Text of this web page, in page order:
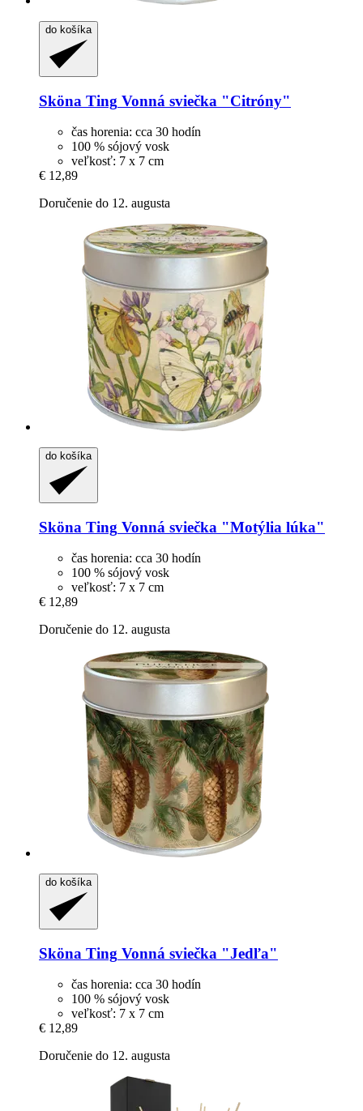
do košíka
Sköna Ting Vonná sviečka "Citróny"
čas horenia: cca 30 hodín
100 % sójový vosk
veľkosť: 7 x 7 cm
€ 12,89
Doručenie do 12. augusta
do košíka
Sköna Ting Vonná sviečka "Motýlia lúka"
čas horenia: cca 30 hodín
100 % sójový vosk
veľkosť: 7 x 7 cm
€ 12,89
Doručenie do 12. augusta
do košíka
Sköna Ting Vonná sviečka "Jedľa"
čas horenia: cca 30 hodín
100 % sójový vosk
veľkosť: 7 x 7 cm
€ 12,89
Doručenie do 12. augusta